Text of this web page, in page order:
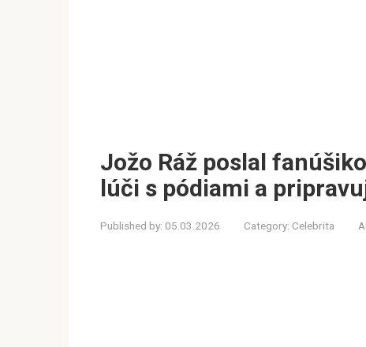
Jožo Ráž poslal
lúči s pódiami a
Published by: 05.03.2026 Category: Celebrita